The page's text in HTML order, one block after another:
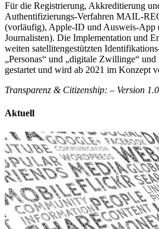
Für die Registrierung, Akkreditierung
Authentifizierungs-Verfahren MAIL-
(vorläufig), Apple-ID und Ausweis-App
Journalisten). Die Implementation und
weiten satellitengestützten
„Personas“ und „digitale Zwillinge“ und
gestartet und wird ab 2021 im Konzept
Transparenz & Citizenship: – Version
Aktuell